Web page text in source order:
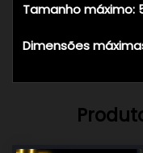
Tamanho máximo:
Dimensões